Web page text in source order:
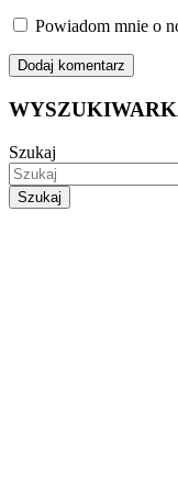
Powiadom mnie o
Szukaj
Szukaj